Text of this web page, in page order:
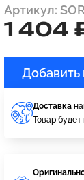
Артикул:
1 404
Добавить
Доставка
Товар будет